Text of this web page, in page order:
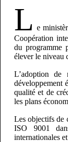
L e
Coopération
du programme
élever le niveau
L’adoption
développement
qualité et de
les plans
Les objectifs de
ISO 9001
internationales